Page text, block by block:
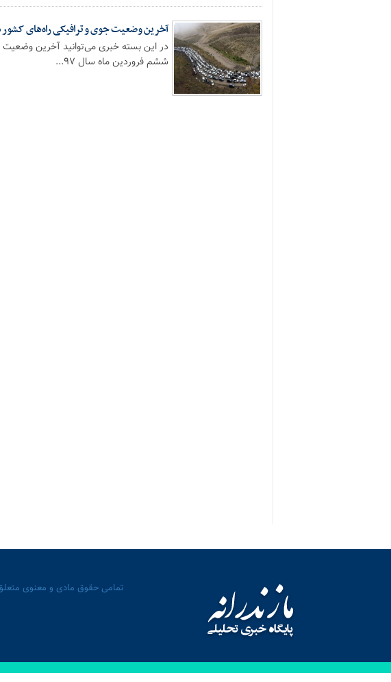
آخرین وضعیت جوی و ترافیکی راه‌های کشور
در این بسته خبری می‌توانید آخرین وضعیت
ششم فروردین ماه سال ۹۷...
تمامی حقوق مادی و معنوی